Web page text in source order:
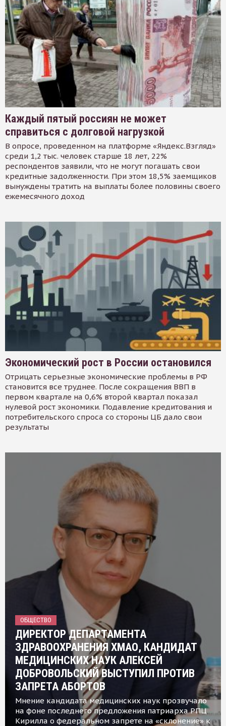
Каждый пятый россиян не может
справиться с долговой нагрузкой
В опросе, проведенном на платформе «Яндекс.Взгляд»
среди 1,2 тыс. человек старше 18 лет, 22%
респондентов заявили, что не могут погашать свои
кредитные задолженности. При этом 18,5% заемщиков
вынуждены тратить на выплаты более половины своего
ежемесячного доход
Экономический рост в России остановился
Отрицать серьезные экономические проблемы в РФ
становится все труднее. После сокращения ВВП в
первом квартале на 0,6% второй квартал показал
нулевой рост экономики. Подавление кредитования и
потребительского спроса со стороны ЦБ дало свои
результаты
ОБЩЕСТВО
ДИРЕКТОР ДЕПАРТАМЕНТА
ЗДРАВООХРАНЕНИЯ ХМАО, КАНДИДАТ
МЕДИЦИНСКИХ НАУК АЛЕКСЕЙ
ДОБРОВОЛЬСКИЙ ВЫСТУПИЛ ПРОТИВ
ЗАПРЕТА АБОРТОВ
Мнение кандидата медицинских наук прозвучало
на фоне последнего предложения патриарха РПЦ
Кирилла о федеральном запрете на «склонение» к